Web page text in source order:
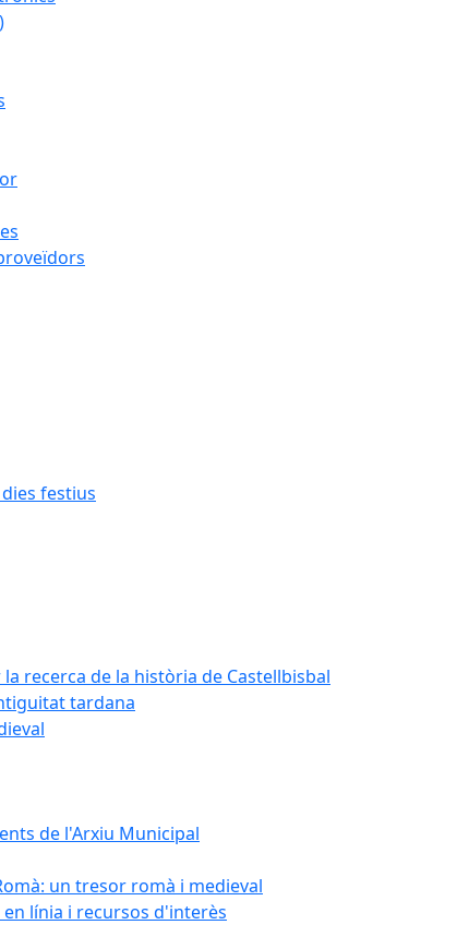
festius
recerca de la història de Castellbisbal
tardana
de l'Arxiu Municipal
un tresor romà i medieval
línia i recursos d'interès